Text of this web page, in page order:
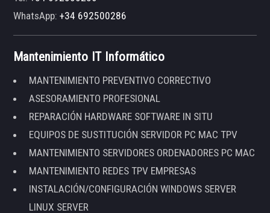
WhatsApp:+34 692500286
Mantenimiento IT Informático
MANTENIMIENTO PREVENTIVO CORRECTIVO
ASESORAMIENTO PROFESIONAL
REPARACIÓN HARDWARE SOFTWARE IN SITU
EQUIPOS DE SUSTITUCIÓN SERVIDOR PC MAC TPV
MANTENIMIENTO SERVIDORES ORDENADORES PC MAC
MANTENIMIENTO REDES TPV EMPRESAS
INSTALACIÓN/CONFIGURACIÓN WINDOWS SERVER
LINUX SERVER